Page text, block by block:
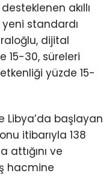
akıllı
standardı
dijital
15-30, süreleri
yüzde 15-
Libya’da başlayan
itibarıyla 138
attığını ve
hacmine